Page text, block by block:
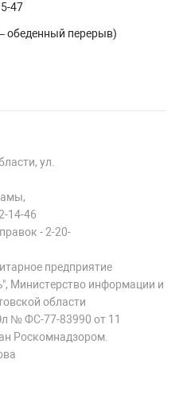
47
обеденный перерыв)
ул.
14-46
- 2-20-
предприятие
Министерство информации и
области
№ ФС-77-83990 от 11
Роскомнадзором.